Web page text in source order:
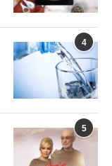
4
5